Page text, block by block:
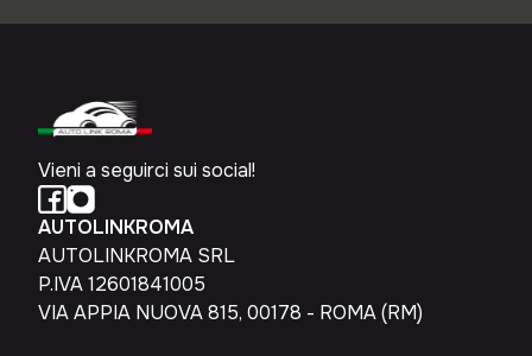
Vieni a seguirci sui social!
AUTOLINKROMA
AUTOLINKROMA SRL
P.IVA 12601841005
VIA APPIA NUOVA 815, 00178 - ROMA (RM)